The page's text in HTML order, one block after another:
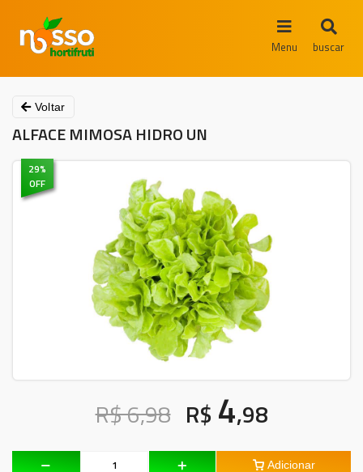
Menu buscar
Voltar
ALFACE MIMOSA HIDRO UN
29%
OFF
R$ 6,98 R$ 4,98
Adicionar